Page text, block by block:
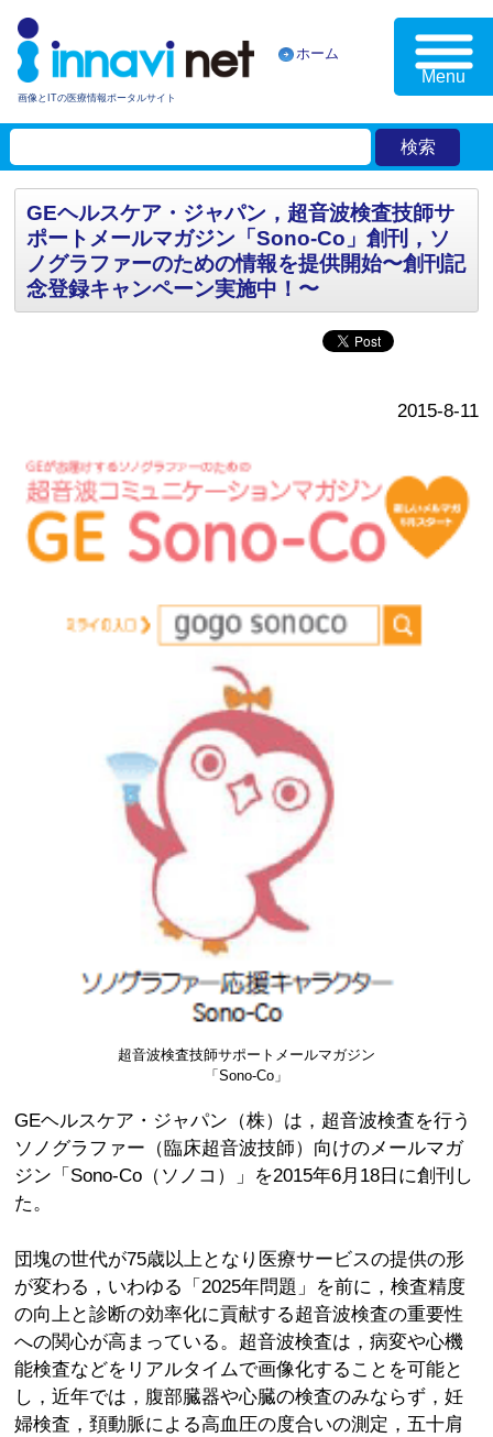
画像とITの医療情報ポータルサイト
ホーム
Menu
GEヘルスケア・ジャパン，超音波検査技師サ
ポートメールマガジン「Sono-Co」創刊，ソ
ノグラファーのための情報を提供開始〜創刊記
念登録キャンペーン実施中！〜
2015-8-11
超音波検査技師サポートメールマガジン
「Sono-Co」
GEヘルスケア・ジャパン（株）は，超音波検査を行う
ソノグラファー（臨床超音波技師）向けのメールマガ
ジン「Sono-Co（ソノコ）」を2015年6月18日に創刊し
た。
団塊の世代が75歳以上となり医療サービスの提供の形
が変わる，いわゆる「2025年問題」を前に，検査精度
の向上と診断の効率化に貢献する超音波検査の重要性
への関心が高まっている。超音波検査は，病変や心機
能検査などをリアルタイムで画像化することを可能と
し，近年では，腹部臓器や心臓の検査のみならず，妊
婦検査，頚動脈による高血圧の度合いの測定，五十肩